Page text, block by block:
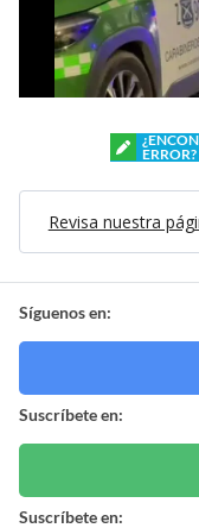
ERROR?
Revisa nuestra
Síguenos en:
Suscríbete en:
Suscríbete en: